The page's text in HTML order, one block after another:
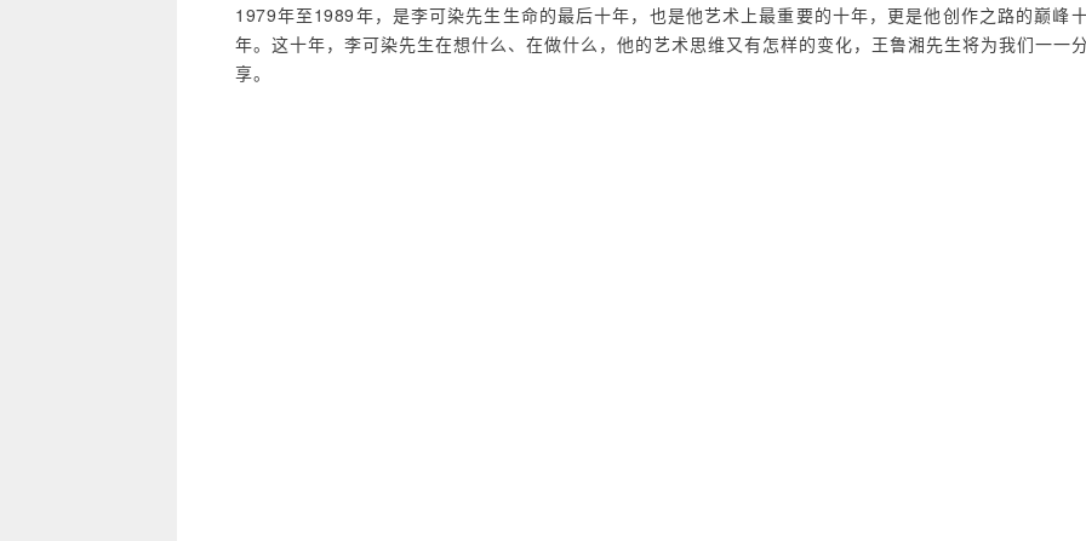
1979年至1989年，是李可染先生生命的最后十年，也是他艺术上最重要的十年，更是他创作之路的巅峰
年。这十年，李可染先生在想什么、在做什么，他的艺术思维又有怎样的变化，王鲁湘先生将为我们一一
享。